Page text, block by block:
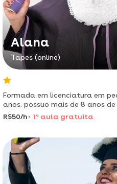
Alana
Tapes (online)
Formada em licenciatura em
anos. possuo mais de 8 anos
área educacional. paixão na
R$50/h 1 aaula gratuita